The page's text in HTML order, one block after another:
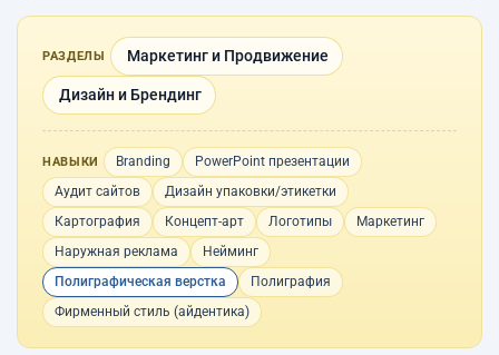
РАЗДЕЛЫ Маркетинг и Продвижение
Дизайн и Брендинг
НАВЫКИ Branding
PowerPoint презентации
Аудит сайтов
Дизайн упаковки/этикетки
Картография
Концепт-арт Логотипы
Маркетинг
Наружная реклама
Нейминг
Полиграфическая верстка
Полиграфия
Фирменный стиль (айдентика)